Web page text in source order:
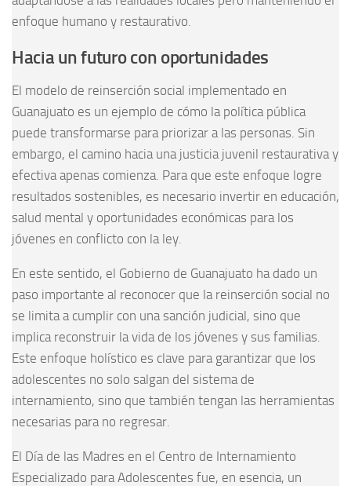
enfoque humano y restaurativo.
Hacia un futuro con oportunidades
El modelo de reinserción social implementado en
Guanajuato es un ejemplo de cómo la política pública
puede transformarse para priorizar a las personas. Sin
embargo, el camino hacia una justicia juvenil restaurativa y
efectiva apenas comienza. Para que este enfoque logre
resultados sostenibles, es necesario invertir en educación,
salud mental y oportunidades económicas para los
jóvenes en conflicto con la ley.
En este sentido, el Gobierno de Guanajuato ha dado un
paso importante al reconocer que la reinserción social no
se limita a cumplir con una sanción judicial, sino que
implica reconstruir la vida de los jóvenes y sus familias.
Este enfoque holístico es clave para garantizar que los
adolescentes no solo salgan del sistema de
internamiento, sino que también tengan las herramientas
necesarias para no regresar.
El Día de las Madres en el Centro de Internamiento
Especializado para Adolescentes fue, en esencia, un